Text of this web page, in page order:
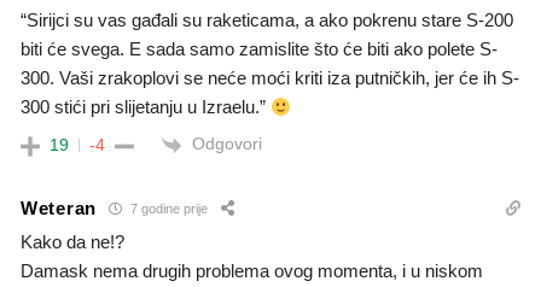
“Sirijci su vas gađali su raketicama, a ako pokrenu stare S-200
biti će svega. E sada samo zamislite što će biti ako polete S-
300. Vaši zrakoplovi se neće moći kriti iza putničkih, jer će ih S-
300 stići pri slijetanju u Izraelu.”
19 -4 Odgovori
Weteran 7 godine prije
Kako da ne!?
Damask nema drugih problema ovog momenta, i u niskom